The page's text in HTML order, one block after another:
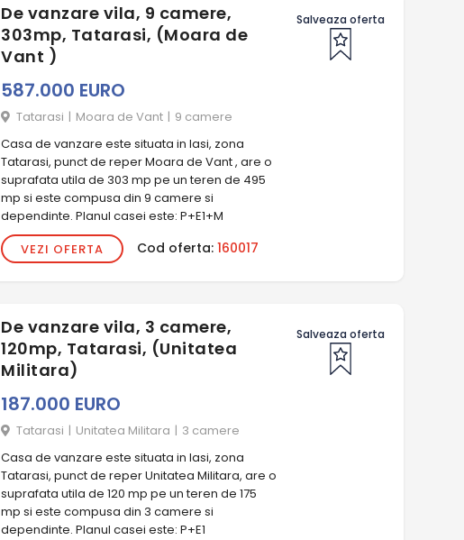
De vanzare vila, 9 camere,
303mp, Tatarasi, (Moara de
Vant )
587.000 EURO
Tatarasi | Moara de Vant | 9 camere
Casa de vanzare este situata in Iasi, zona
Tatarasi, punct de reper Moara de Vant , are o
suprafata utila de 303 mp pe un teren de 495
mp si este compusa din 9 camere si
dependinte. Planul casei este: P+E1+M
VEZI OFERTA
Cod oferta:160017
Salveaza oferta
De vanzare vila, 3 camere,
120mp, Tatarasi, (Unitatea
Militara)
187.000 EURO
Tatarasi | Unitatea Militara | 3 camere
Casa de vanzare este situata in Iasi, zona
Tatarasi, punct de reper Unitatea Militara, are o
suprafata utila de 120 mp pe un teren de 175
mp si este compusa din 3 camere si
dependinte. Planul casei este: P+E1
Salveaza oferta